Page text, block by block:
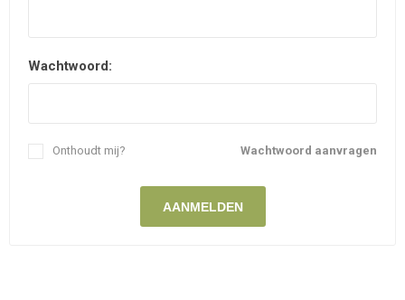
Wachtwoord:
Wachtwoord aanvragen
Onthoudt mij?
AANMELDEN